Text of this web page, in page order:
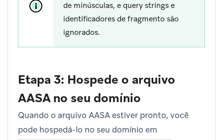
de minúsculas, e query strings e
identificadores de fragmento são
ignorados.
Etapa 3: Hospede o arquivo
AASA no seu domínio
Quando o arquivo AASA estiver pronto, você
pode hospedá-lo no seu domínio em